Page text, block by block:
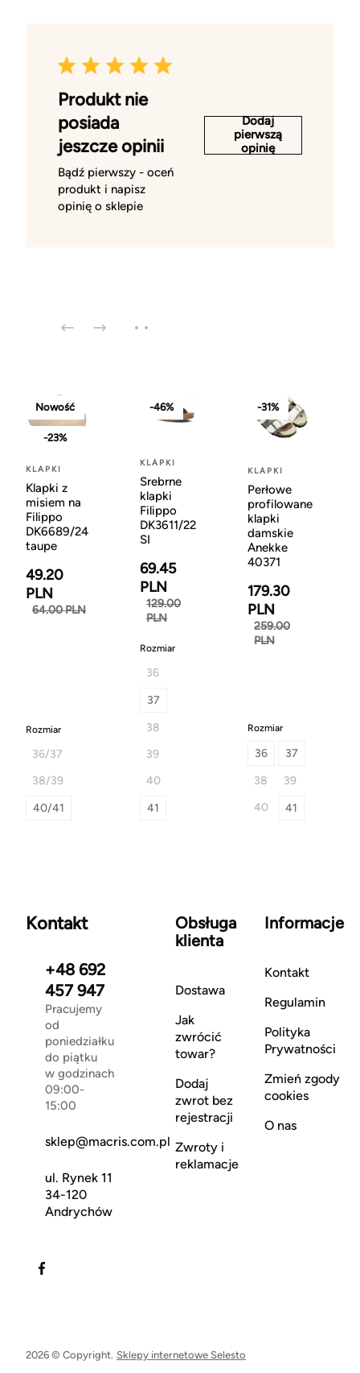
Produkt nie
posiada
jeszcze opinii
Bądź pierwszy - oceń
produkt i napisz
opinię o sklepie
Dodaj
pierwszą
opinię
Nowość
-23%
KLAPKI
Klapki z
misiem na
Filippo
DK6689/24
taupe
49.20
PLN
64.00 PLN
Rozmiar
36/37
38/39
40/41
-46%
KLAPKI
Srebrne
klapki
Filippo
DK3611/22
SI
69.45
PLN
129.00
PLN
Rozmiar
36
37
38
39
40
41
-31%
KLAPKI
Perłowe
profilowane
klapki
damskie
Anekke
40371
179.30
PLN
259.00
PLN
Rozmiar
36
37
38
39
40
41
Kontakt
+48 692
457 947
Pracujemy
od
poniedziałku
do piątku
w godzinach
09:00-
15:00
sklep@macris.com.pl
ul. Rynek 11
34-120
Andrychów
Obsługa
klienta
Dostawa
Jak
zwrócić
towar?
Dodaj
zwrot bez
rejestracji
Zwroty i
reklamacje
Informacje
Kontakt
Regulamin
Polityka
Prywatności
Zmień zgody
cookies
O nas
2026 © Copyright. Sklepy internetowe Selesto